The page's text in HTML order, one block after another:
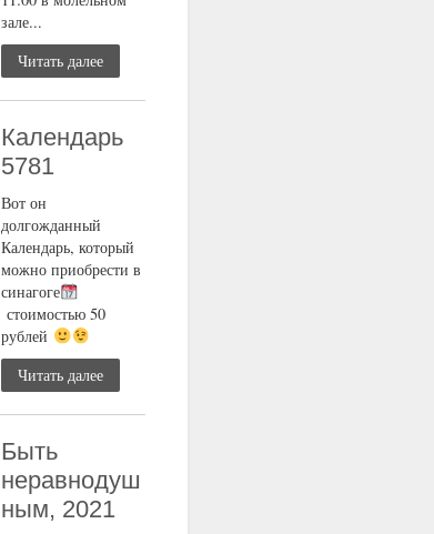
зале...
Читать далее
Календарь
5781
Вот он
долгожданный
Календарь, который
можно приобрести в
синагоге
стоимостью 50
рублей
Читать далее
Быть
неравнодуш
ным, 2021